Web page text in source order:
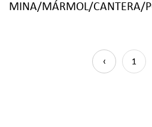
MINA/MÁRMOL/CANTERA/
‹ 1